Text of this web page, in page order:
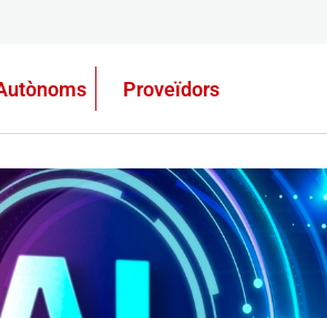
Proveïdors